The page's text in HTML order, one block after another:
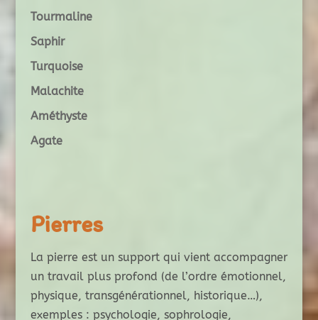
Tourmaline
Saphir
Turquoise
Malachite
Améthyste
Agate
Pierres
La pierre est un support qui vient accompagner
un travail plus profond (de l’ordre émotionnel,
physique, transgénérationnel, historique…),
exemples : psychologie, sophrologie,